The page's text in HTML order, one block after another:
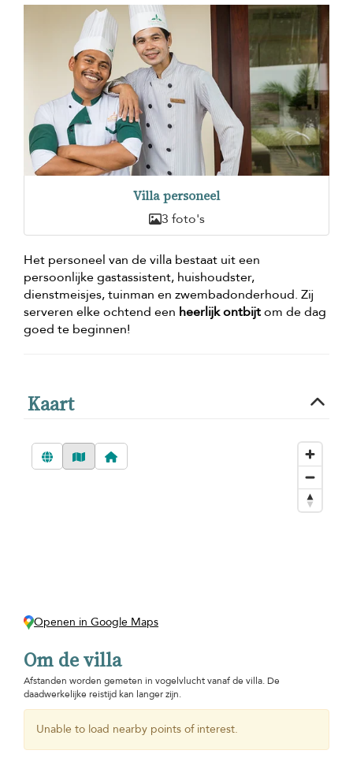
Villa personeel
3 foto's
Het personeel van de villa bestaat uit een
persoonlijke gastassistent, huishoudster,
dienstmeisjes, tuinman en zwembadonderhoud. Zij
serveren elke ochtend een heerlijk ontbijtom de dag
goed te beginnen!
Kaart
Openen in Google Maps
Om de villa
Afstanden worden gemeten in vogelvlucht vanaf de villa. De
daadwerkelijke reistijd kan langer zijn.
Unable to load nearby points of interest.